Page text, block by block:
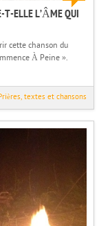
T-ELLE L’ÂME QUI
cette chanson du
À Peine ».
textes et chansons